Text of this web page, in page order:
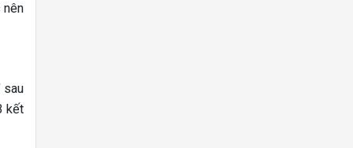
sau
kết